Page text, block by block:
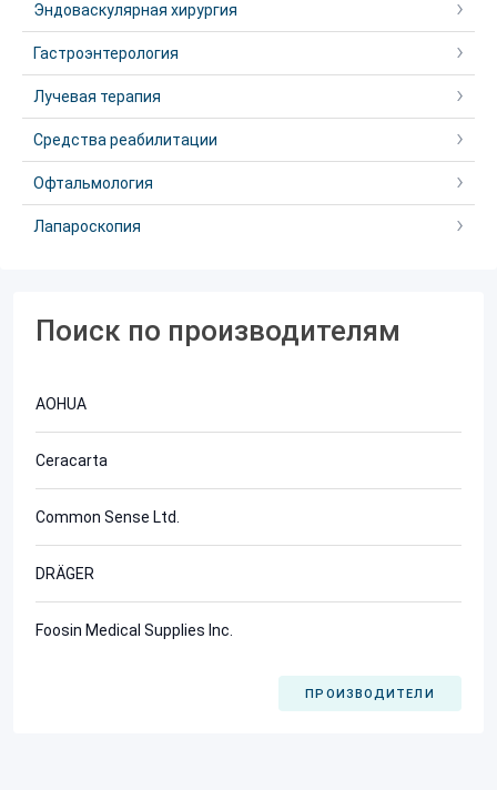
Эндоваскулярная хирургия
Гастроэнтерология
Лучевая терапия
Средства реабилитации
Офтальмология
Лапароскопия
Поиск по производителям
AOHUA
Ceracarta
Common Sense Ltd.
DRÄGER
Foosin Medical Supplies Inc.
ПРОИЗВОДИТЕЛИ